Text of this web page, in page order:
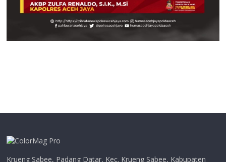
Krueng Sabee, Padang Datar, Kec. Krueng Sabee, Kabupaten